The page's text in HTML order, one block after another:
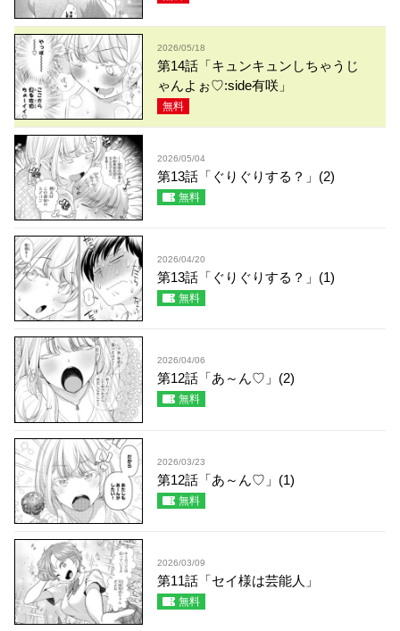
2026/05/18
第14話「キュンキュンしちゃうじ
ゃんよぉ♡:side有咲」
無料
2026/05/04
第13話「ぐりぐりする？」(2)
無料
2026/04/20
第13話「ぐりぐりする？」(1)
無料
2026/04/06
第12話「あ～ん♡」(2)
無料
2026/03/23
第12話「あ～ん♡」(1)
無料
2026/03/09
第11話「セイ様は芸能人」
無料